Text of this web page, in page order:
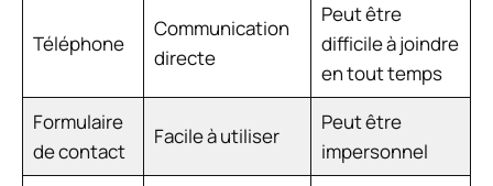
Téléphone
Communication
directe
Peut être
difficile à joindre
en tout temps
Formulaire
de contact
Facile à utiliser
Peut être
impersonnel